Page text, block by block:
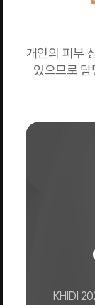
개인의 피부
있으므로
KHIDI